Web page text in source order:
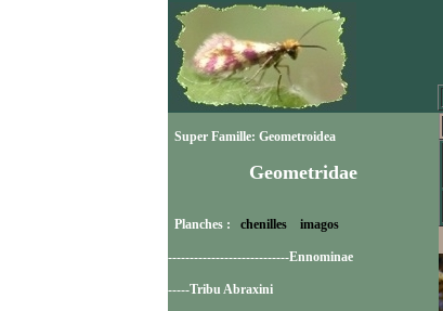
Super Famille: Geometroidea
Geometridae
Planches : chenilles imagos
----------------------------Ennominae
-----Tribu Abraxini